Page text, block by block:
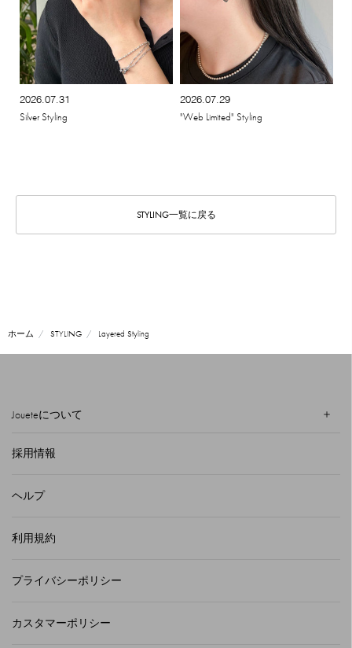
2026.07.31
Silver Styling
2026.07.29
"Web Limited" Styling
STYLING一覧に戻る
ホーム STYLING Layered Styling
Joueteについて
採用情報
ヘルプ
利用規約
プライバシーポリシー
カスタマーポリシー